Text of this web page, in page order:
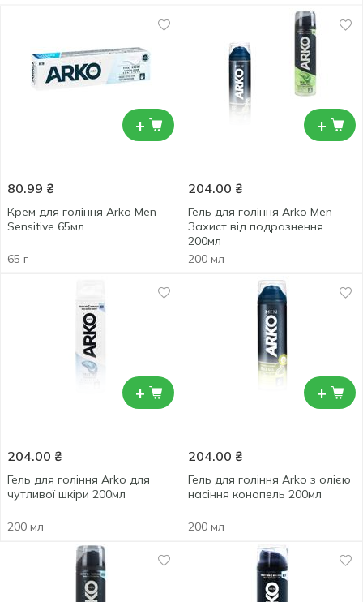
+
80.99 ₴
Крем для гоління Arko Men
Sensitive 65мл
65 г
+
204.00 ₴
Гель для гоління Arko Men
Захист від подразнення
200мл
200 мл
+
204.00 ₴
Гель для гоління Arko для
чутливої шкіри 200мл
200 мл
+
204.00 ₴
Гель для гоління Arko з олією
насіння конопель 200мл
200 мл